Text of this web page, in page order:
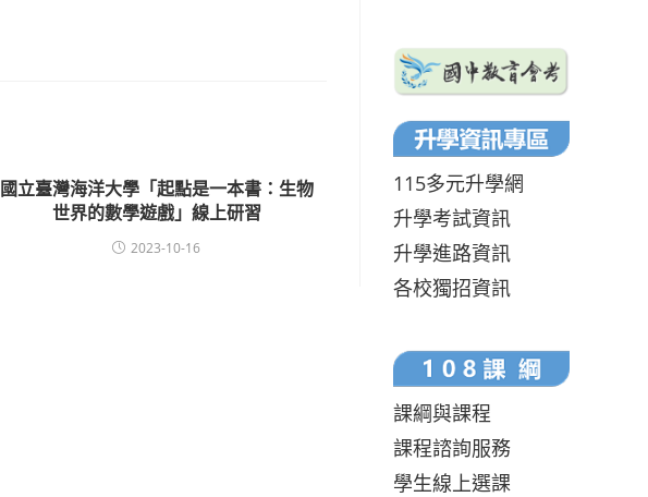
國立臺灣海洋大學「起點是一本書：生物
世界的數學遊戲」線上研習
2023-10-16
115多元升學網
升學考試資訊
升學進路資訊
各校獨招資訊
課綱與課程
課程諮詢服務
學生線上選課